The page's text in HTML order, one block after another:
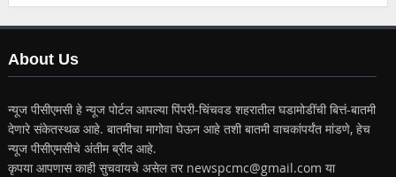
About Us
न्यूज पीसीएमसी हे न्यूज पोर्टल आपल्या पिंपरी-चिंचवड शहरातील घडामोडींची बित्तं-बातमी
देणारे संकेतस्थळ आहे. बातमीचा मागोवा घेऊन आहे तशी बातमी वाचकांपर्यंत मांडणे, हेच
न्यूज पीसीएमसीचे अंतीम ब्रीद आहे.
कृपया आपणास काही सुचवायचे असेल तर newspcmc@gmail.com या